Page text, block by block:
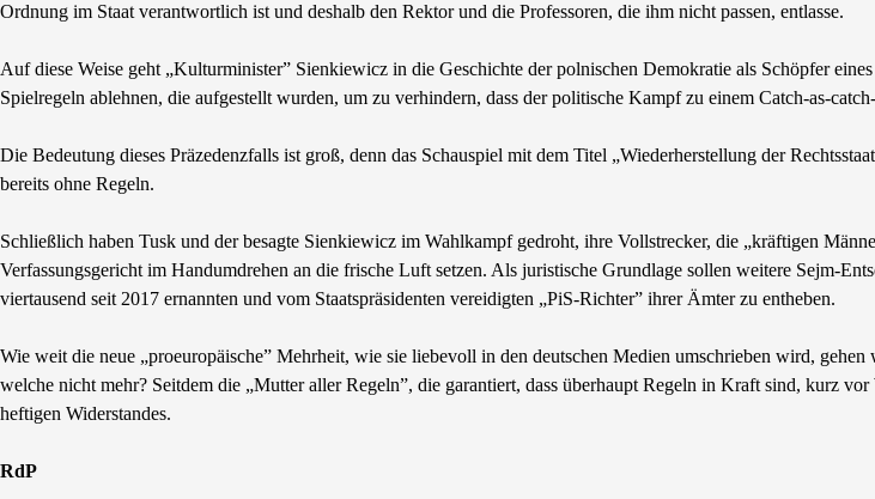
Ordnung im Staat verantwortlich ist und deshalb den Rektor und die Professoren, die ihm nicht passen, entlasse.
Auf diese Weise geht „Kulturminister” Sienkiewicz in die Geschichte der polnischen Demokratie als Schöpfer
Spielregeln ablehnen, die aufgestellt wurden, um zu verhindern, dass der politische Kampf zu einem Catch-as-
Die Bedeutung dieses Präzedenzfalls ist groß, denn das Schauspiel mit dem Titel „Wiederherstellung der
bereits ohne Regeln.
Schließlich haben Tusk und der besagte Sienkiewicz im Wahlkampf gedroht, ihre Vollstrecker, die „kräftigen
Verfassungsgericht im Handumdrehen an die frische Luft setzen. Als juristische Grundlage sollen weitere Sejm-
viertausend seit 2017 ernannten und vom Staatspräsidenten vereidigten „PiS-Richter” ihrer Ämter zu entheben.
Wie weit die neue „proeuropäische” Mehrheit, wie sie liebevoll in den deutschen Medien umschrieben wird,
welche nicht mehr? Seitdem die „Mutter aller Regeln”, die garantiert, dass überhaupt Regeln in Kraft sind, kurz
heftigen Widerstandes.
RdP